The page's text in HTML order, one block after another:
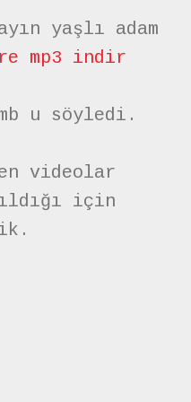
yaşlı adam
mp3 indir
u söyledi.
videolar
için